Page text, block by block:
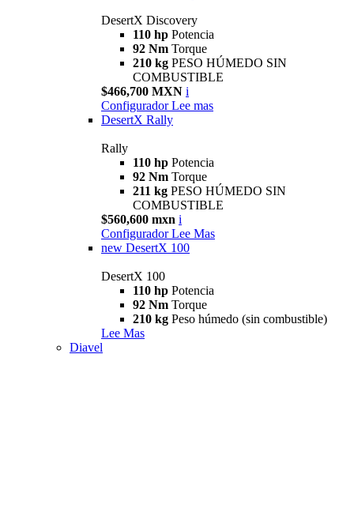
DesertX Discovery
110 hp Potencia
92 Nm Torque
210 kg PESO HÚMEDO SIN
COMBUSTIBLE
$466,700 MXN i
Configurador Lee mas
DesertX Rally
Rally
110 hp Potencia
92 Nm Torque
211 kg PESO HÚMEDO SIN
COMBUSTIBLE
$560,600 mxn i
Configurador Lee Mas
new DesertX 100
DesertX 100
110 hp Potencia
92 Nm Torque
210 kg Peso húmedo (sin combustible)
Lee Mas
Diavel